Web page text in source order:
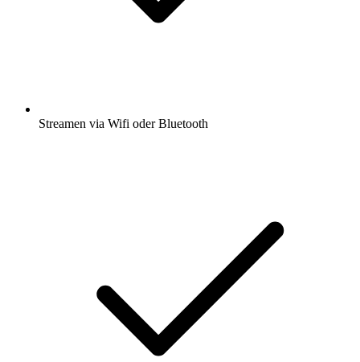
Streamen via Wifi oder Bluetooth